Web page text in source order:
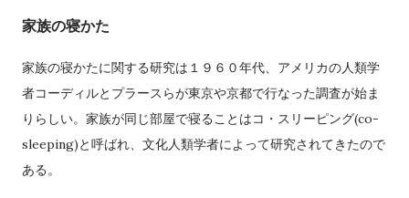
家族の寝かた
家族の寝かたに関する研究は１９６０年代、アメリカの人類学
者コーディルとプラースらが東京や京都で行なった調査が始ま
りらしい。家族が同じ部屋で寝ることはコ・スリーピング(co-
sleeping)と呼ばれ、文化人類学者によって研究されてきたので
ある。